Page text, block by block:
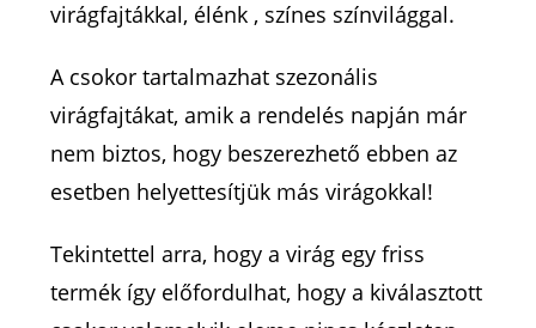
virágfajtákkal, élénk , színes színvilággal.
A csokor tartalmazhat szezonális
virágfajtákat, amik a rendelés napján már
nem biztos, hogy beszerezhető ebben az
esetben helyettesítjük más virágokkal!
Tekintettel arra, hogy a virág egy friss
termék így előfordulhat, hogy a kiválasztott